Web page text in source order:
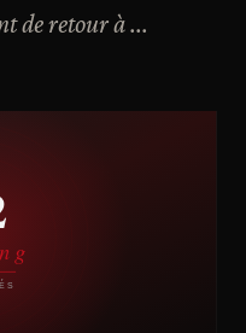
de retour à ...